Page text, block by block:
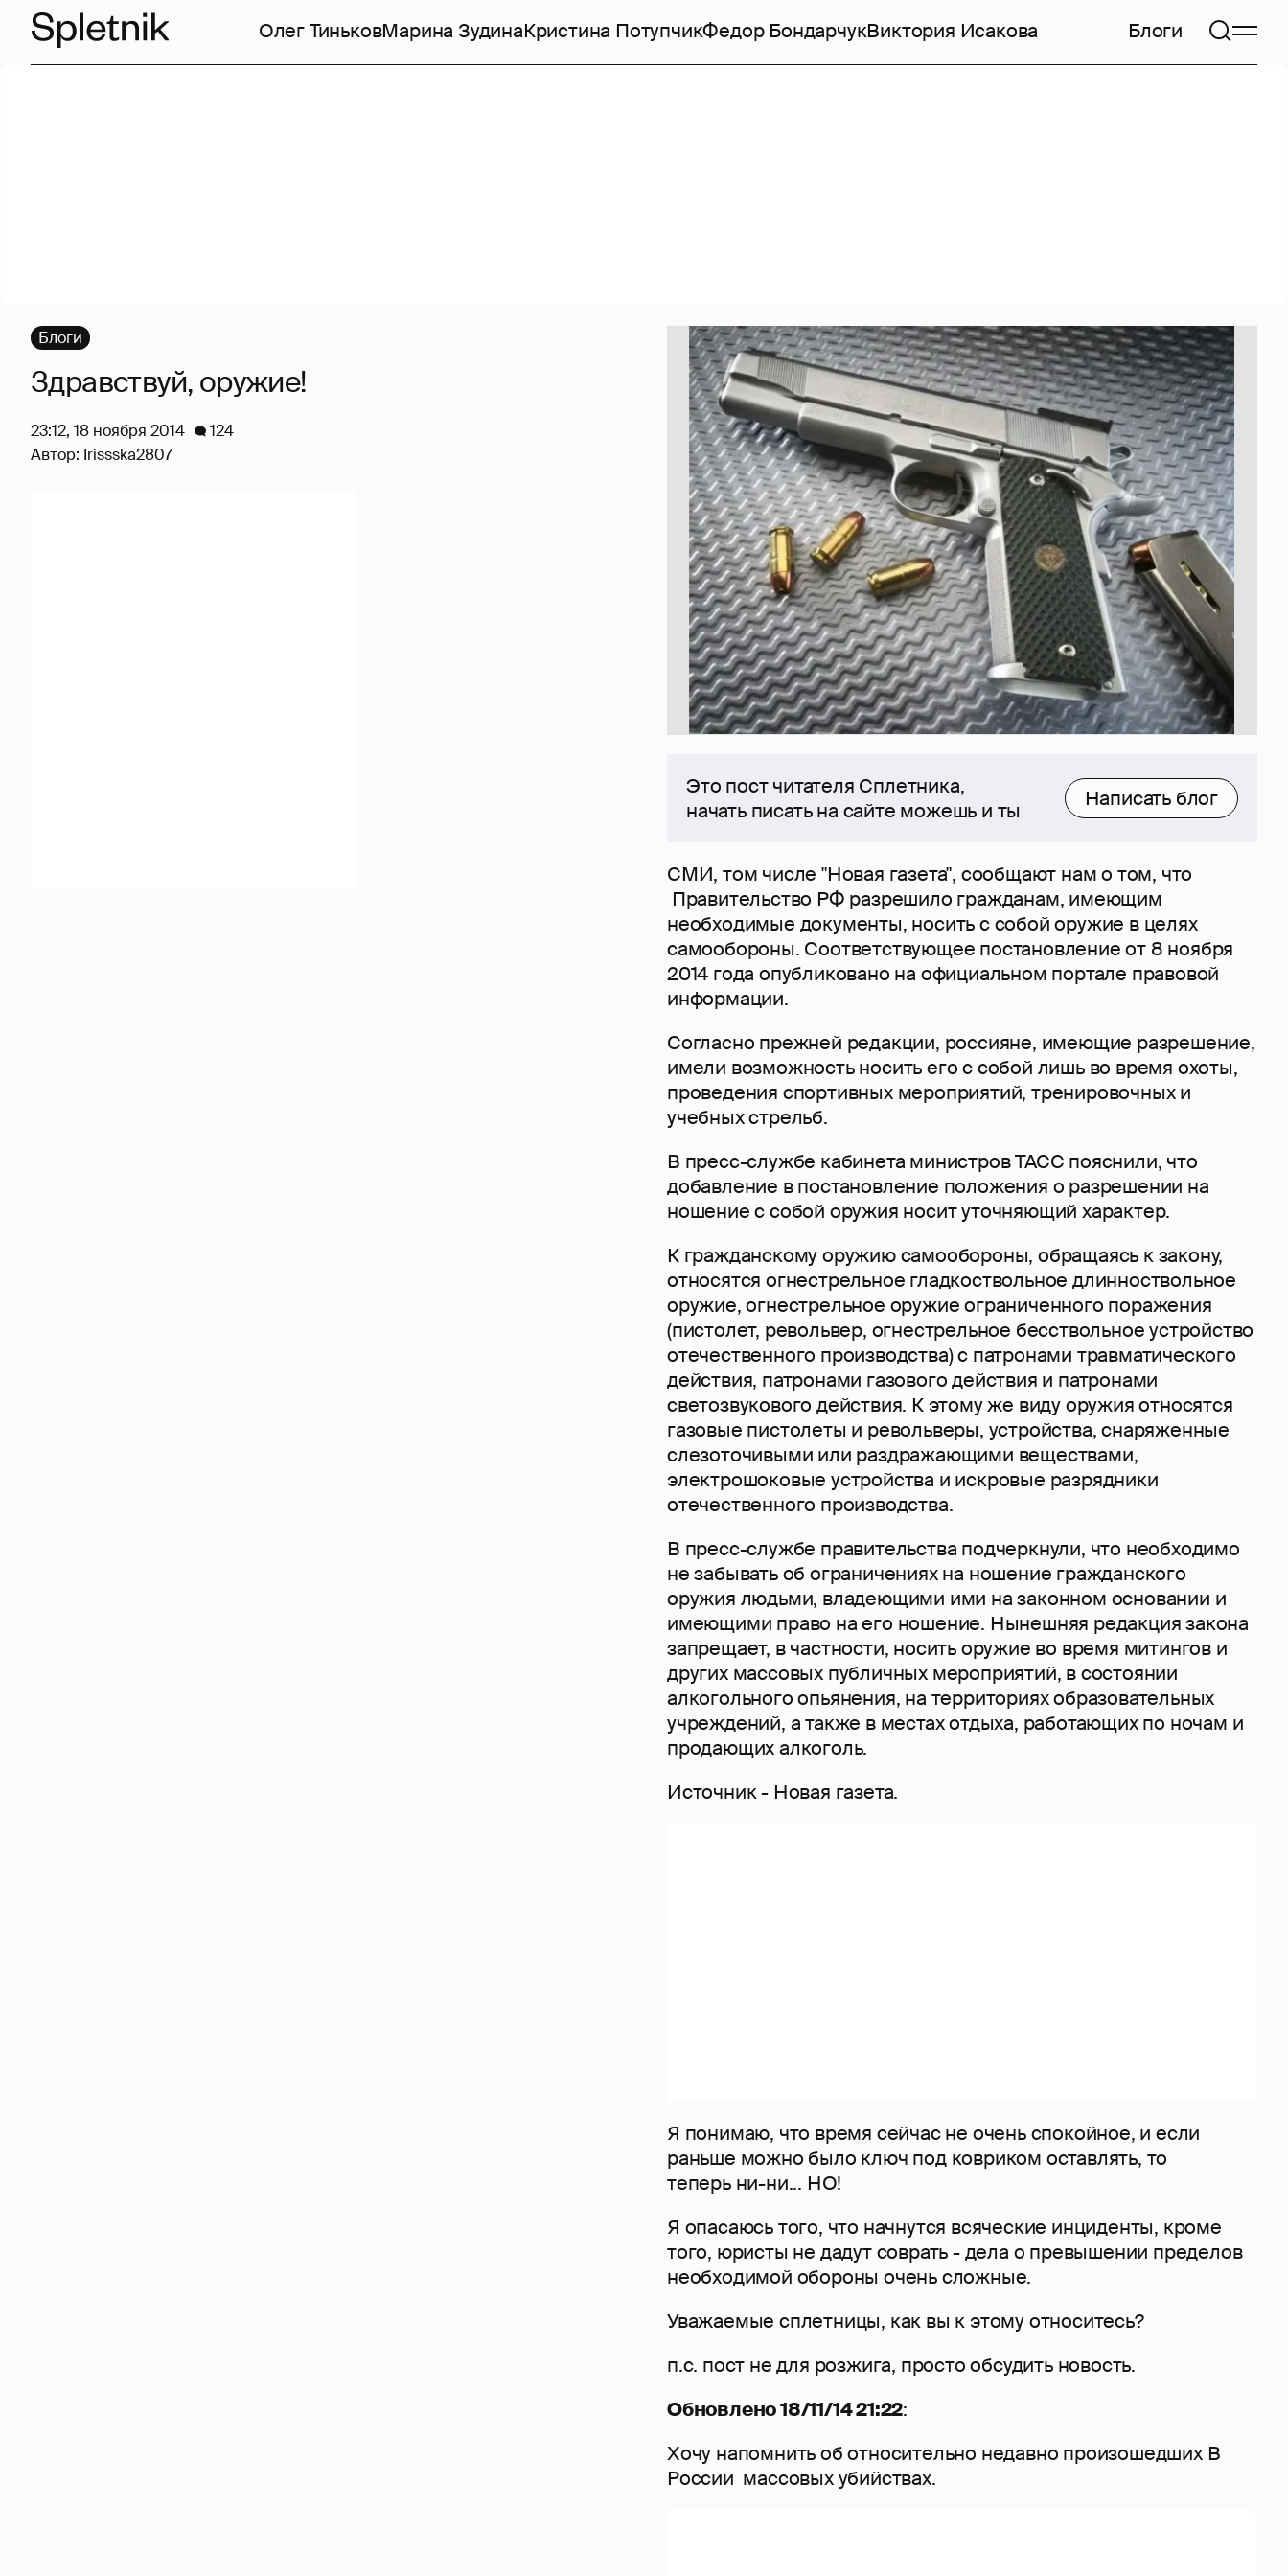
Олег ТиньковМарина ЗудинаКристина ПотупчикФедор БондарчукВиктория Исакова Блоги
Это пост читателя Сплетника,
начать писать на сайте можешь и ты
Написать блог
СМИ, том числе "Новая газета", сообщают нам о том, что
Правительство РФ разрешило гражданам, имеющим
необходимые документы, носить с собой оружие в целях
самообороны. Соответствующее постановление от 8 ноября
2014 года опубликовано на официальном портале правовой
информации.
Согласно прежней редакции, россияне, имеющие разрешение,
имели возможность носить его с собой лишь во время охоты,
проведения спортивных мероприятий, тренировочных и
учебных стрельб.
В пресс-службе кабинета министров ТАСС пояснили, что
добавление в постановление положения о разрешении на
ношение с собой оружия носит уточняющий характер.
К гражданскому оружию самообороны, обращаясь к закону,
относятся огнестрельное гладкоствольное длинноствольное
оружие, огнестрельное оружие ограниченного поражения
(пистолет, револьвер, огнестрельное бесствольное устройство
отечественного производства) с патронами травматического
действия, патронами газового действия и патронами
светозвукового действия. К этому же виду оружия относятся
газовые пистолеты и револьверы, устройства, снаряженные
слезоточивыми или раздражающими веществами,
электрошоковые устройства и искровые разрядники
отечественного производства.
В пресс-службе правительства подчеркнули, что необходимо
не забывать об ограничениях на ношение гражданского
оружия людьми, владеющими ими на законном основании и
имеющими право на его ношение. Нынешняя редакция закона
запрещает, в частности, носить оружие во время митингов и
других массовых публичных мероприятий, в состоянии
алкогольного опьянения, на территориях образовательных
учреждений, а также в местах отдыха, работающих по ночам и
продающих алкоголь.
Источник - Новая газета.
Я понимаю, что время сейчас не очень спокойное, и если
раньше можно было ключ под ковриком оставлять, то
теперь ни-ни... НО!
Я опасаюсь того, что начнутся всяческие инциденты, кроме
того, юристы не дадут соврать - дела о превышении пределов
необходимой обороны очень сложные.
Уважаемые сплетницы, как вы к этому относитесь?
п.с. пост не для розжига, просто обсудить новость.
Обновлено 18/11/14 21:22:
Хочу напомнить об относительно недавно произошедших В
России массовых убийствах.
Блоги
Здравствуй, оружие!
23:12, 18 ноября 2014
124
Автор: Irissska2807